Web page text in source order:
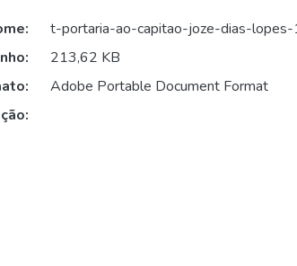
t-portaria-ao-capitao-joze-dias-
213,62 KB
Adobe Portable Document Format